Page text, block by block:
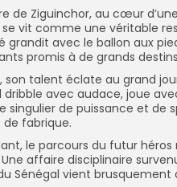
de Ziguinchor, au cœur
vit comme une véritable
grandit avec le ballon aux
promis à de grands
son talent éclate au grand
dribble avec audace, joue
singulier de puissance et de
fabrique.
le parcours du futur héros
affaire disciplinaire
Sénégal vient brusquement